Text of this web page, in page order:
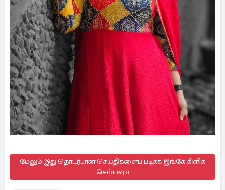
மேலும் இது தொடர்பான செய்திகளைப் படிக்க இங்கே கிளிக்
செய்யவும்